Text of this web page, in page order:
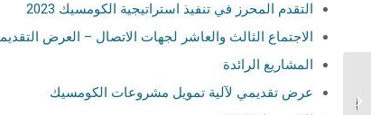
التقدم المحرز في تنفيذ استراتيجية الكومسيك 2023
الاجتماع الثالث والعاشر لجهات الاتصال – العرض
المشاريع الرائدة
عرض تقديمي لآلية تمويل مشروعات الكومسيك
مشروع حول “تعزيز
التقنيات الرقمية من أجل